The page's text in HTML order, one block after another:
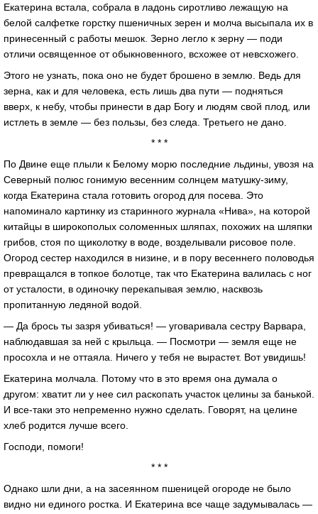
Екатерина встала, собрала в ладонь сиротливо лежащую на
белой салфетке горстку пшеничных зерен и молча высыпала их в
принесенный с работы мешок. Зерно легло к зерну — поди
отличи освященное от обыкновенного, всхожее от невсхожего.
Этого не узнать, пока оно не будет брошено в землю. Ведь для
зерна, как и для человека, есть лишь два пути — подняться
вверх, к небу, чтобы принести в дар Богу и людям свой плод, или
истлеть в земле — без пользы, без следа. Третьего не дано.
* * *
По Двине еще плыли к Белому морю последние льдины, увозя на
Северный полюс гонимую весенним солнцем матушку-зиму,
когда Екатерина стала готовить огород для посева. Это
напоминало картинку из старинного журнала «Нива», на которой
китайцы в широкополых соломенных шляпах, похожих на шляпки
грибов, стоя по щиколотку в воде, возделывали рисовое поле.
Огород сестер находился в низине, и в пору весеннего половодья
превращался в топкое болотце, так что Екатерина валилась с ног
от усталости, в одиночку перекапывая землю, насквозь
пропитанную ледяной водой.
— Да брось ты зазря убиваться! — уговаривала сестру Варвара,
наблюдавшая за ней с крыльца. — Посмотри — земля еще не
просохла и не оттаяла. Ничего у тебя не вырастет. Вот увидишь!
Екатерина молчала. Потому что в это время она думала о
другом: хватит ли у нее сил раскопать участок целины за банькой.
И все-таки это непременно нужно сделать. Говорят, на целине
хлеб родится лучше всего.
Господи, помоги!
* * *
Однако шли дни, а на засеянном пшеницей огороде не было
видно ни единого ростка. И Екатерина все чаще задумывалась —